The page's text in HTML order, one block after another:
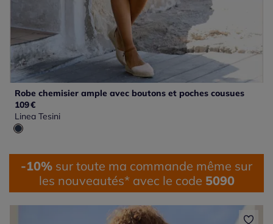
Robe chemisier ample avec boutons et poches cousues
109€
Linea Tesini
-10% sur toute ma commande même sur
les nouveautés* avec le code 5090